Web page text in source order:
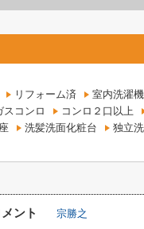
リフォーム済 室内洗濯
スコンロ コンロ２口以上
洗髪洗面化粧台 独立
ント 宗勝之